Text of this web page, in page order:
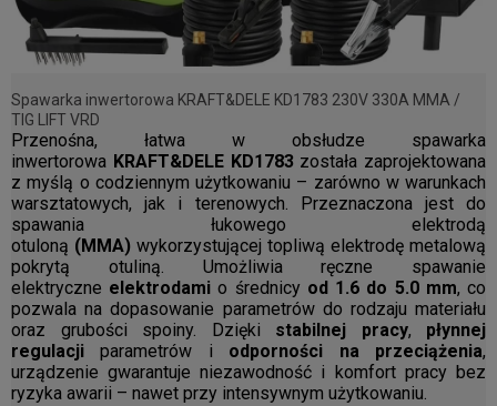
Spawarka inwertorowa KRAFT&DELE KD1783 230V 330A MMA /
TIG LIFT VRD
Przenośna, łatwa w obsłudze spawarka
inwertorowa KRAFT&DELE KD1783została zaprojektowana
z myślą o codziennym użytkowaniu – zarówno w warunkach
warsztatowych, jak i terenowych. Przeznaczona jest do
spawania łukowego elektrodą
otuloną (MMA) wykorzystującej topliwą elektrodę metalową
pokrytą otuliną. Umożliwia ręczne spawanie
elektryczne elektrodami o średnicy od 1.6 do 5.0 mm, co
pozwala na dopasowanie parametrów do rodzaju materiału
oraz grubości spoiny. Dzięki stabilnej pracy, płynnej
regulacji parametrów i odporności na przeciążenia,
urządzenie gwarantuje niezawodność i komfort pracy bez
ryzyka awarii – nawet przy intensywnym użytkowaniu.